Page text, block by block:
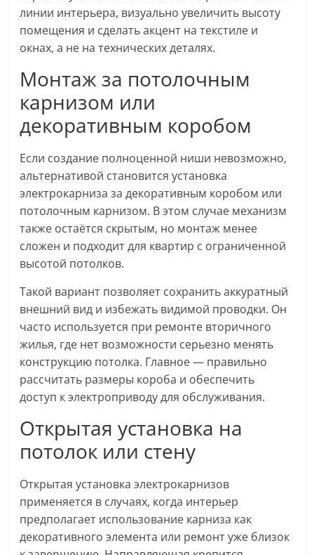
линии интерьера, визуально увеличить высоту
помещения и сделать акцент на текстиле и
окнах, а не на технических деталях.
Монтаж за потолочным
карнизом или
декоративным коробом
Если создание полноценной ниши невозможно,
альтернативой становится установка
электрокарниза за декоративным коробом или
потолочным карнизом. В этом случае механизм
также остаётся скрытым, но монтаж менее
сложен и подходит для квартир с ограниченной
высотой потолков.
Такой вариант позволяет сохранить аккуратный
внешний вид и избежать видимой проводки. Он
часто используется при ремонте вторичного
жилья, где нет возможности серьезно менять
конструкцию потолка. Главное — правильно
рассчитать размеры короба и обеспечить
доступ к электроприводу для обслуживания.
Открытая установка на
потолок или стену
Открытая установка электрокарнизов
применяется в случаях, когда интерьер
предполагает использование карниза как
декоративного элемента или ремонт уже близок